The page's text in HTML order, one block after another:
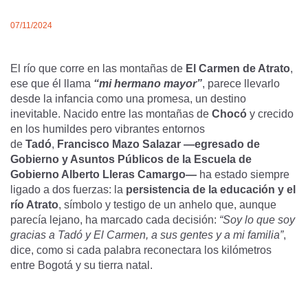
07/11/2024
El río que corre en las montañas de El Carmen de Atrato,
ese que él llama “mi hermano mayor”, parece llevarlo
desde la infancia como una promesa, un destino
inevitable. Nacido entre las montañas de Chocó y crecido
en los humildes pero vibrantes entornos
de Tadó, Francisco Mazo Salazar —egresado de
Gobierno y Asuntos Públicos de la Escuela de
Gobierno Alberto Lleras Camargo— ha estado siempre
ligado a dos fuerzas: la persistencia de la educación y el
río Atrato, símbolo y testigo de un anhelo que, aunque
parecía lejano, ha marcado cada decisión: “Soy lo que soy
gracias a Tadó y El Carmen, a sus gentes y a mi familia”,
dice, como si cada palabra reconectara los kilómetros
entre Bogotá y su tierra natal.